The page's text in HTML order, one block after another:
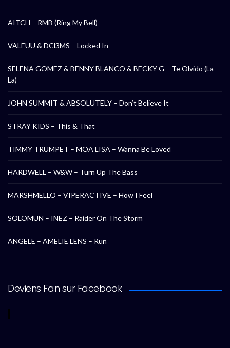
AITCH – RMB (Ring My Bell)
VALEUU & DCl3MS – Locked In
SELENA GOMEZ & BENNY BLANCO & BECKY G – Te Olvido (La
La)
JOHN SUMMIT & ABSOLUTELY – Don’t Believe It
STRAY KIDS – This & That
TIMMY TRUMPET – MOA LISA – Wanna Be Loved
HARDWELL – W&W – Turn Up The Bass
MARSHMELLO – VIPERACTIVE – How I Feel
SOLOMUN – INEZ – Raider On The Storm
ANGELE – AMELIE LENS – Run
Deviens Fan sur Facebook